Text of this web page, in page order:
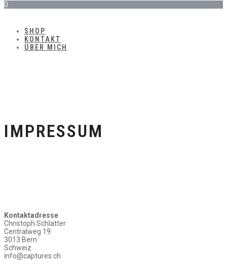
0
SHOP
KONTAKT
ÜBER MICH
IMPRESSUM
Kontaktadresse
Christoph Schlatter
Centralweg 19
3013 Bern
Schweiz
info@captures.ch